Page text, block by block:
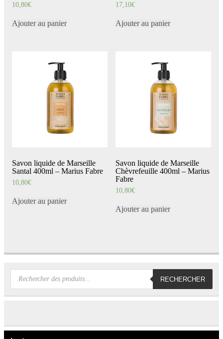
10,80€
Ajouter au panier
17,10€
Ajouter au panier
Savon liquide de Marseille
Santal 400ml – Marius Fabre
10,80€
Ajouter au panier
Savon liquide de Marseille
Chèvrefeuille 400ml – Marius
Fabre
10,80€
Ajouter au panier
Recherche
produits
RECHERCHER